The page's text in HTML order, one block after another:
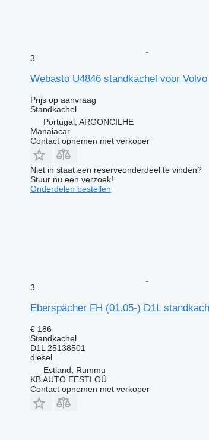
3
Webasto U4846 standkachel voor
Prijs op aanvraag
Standkachel
Portugal, ARGONCILHE
Manaiacar
Contact opnemen met verkoper
Niet in staat een reserveonderdeel te vinden?
Stuur nu een verzoek!
Onderdelen bestellen
3
Eberspächer FH (01.05-) D1L
€ 186
Standkachel
D1L 25138501
diesel
Estland, Rummu
KB AUTO EESTI OÜ
Contact opnemen met verkoper